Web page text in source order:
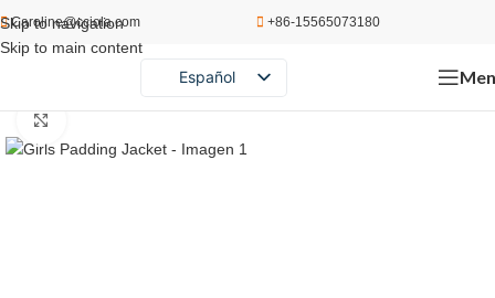
Skip to navigation
Skip to main content
Caroline@cciola.com +86-15565073180
Español
English
Português